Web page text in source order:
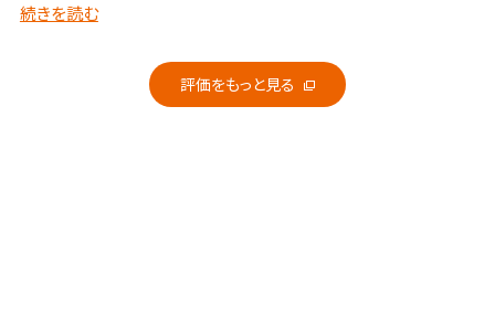
じあう？、
続きを読む
評価をもっと見る